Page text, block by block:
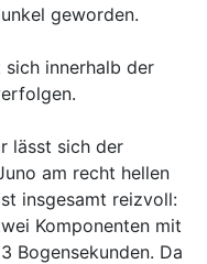
geworden.
sich innerhalb der
lässt sich der
am recht hellen
insgesamt reizvoll:
Komponenten mit
Bogensekunden. Da